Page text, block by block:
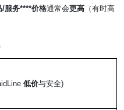
/服务****价格通常会更高 （有时高
低价与安全)